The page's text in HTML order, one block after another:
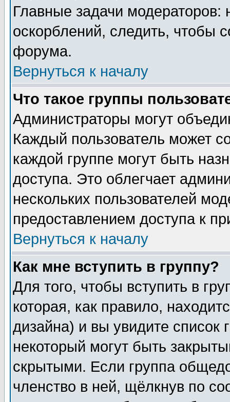
Главные задачи
оскорблений, следить, чтобы
форума.
Вернуться к началу
Что такое группы
Администраторы могут
Каждый пользователь может
каждой группе могут быть
доступа. Это облегчает
нескольких пользователей
предоставлением доступа к
Вернуться к началу
Как мне вступить в группу?
Для того, чтобы вступить в
которая, как правило,
дизайна) и вы увидите список
некоторый могут быть
скрытыми. Если группа
членство в ней, щёлкнув по